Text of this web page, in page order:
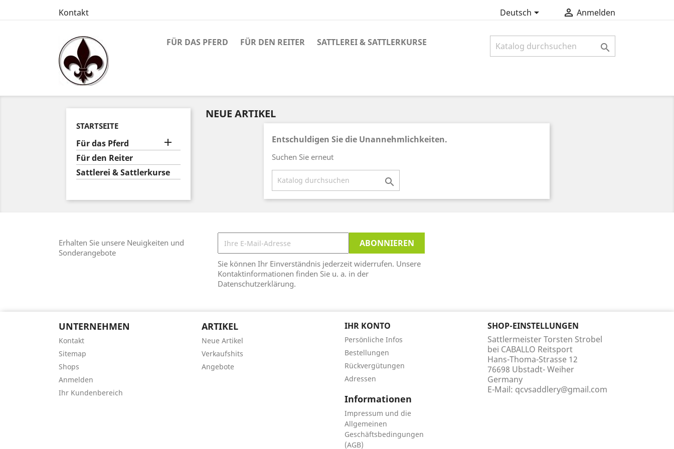
Kontakt Deutsch  Anmelden
FÜR DAS PFERD FÜR DEN REITER SATTLEREI & SATTLERKURSE 
STARTSEITE
Für das Pferd 
Für den Reiter
Sattlerei & Sattlerkurse
NEUE ARTIKEL
Entschuldigen Sie die Unannehmlichkeiten.
Suchen Sie erneut

Erhalten Sie unsere Neuigkeiten und
Sonderangebote
Sie können Ihr Einverständnis jederzeit widerrufen. Unsere
Kontaktinformationen finden Sie u. a. in der
Datenschutzerklärung.
UNTERNEHMEN
Kontakt
Sitemap
Shops
Anmelden
Ihr Kundenbereich
ARTIKEL
Neue Artikel
Verkaufshits
Angebote
IHR KONTO
Persönliche Infos
Bestellungen
Rückvergütungen
Adressen
SHOP-EINSTELLUNGEN
Sattlermeister Torsten Strobel
bei CABALLO Reitsport
Hans-Thoma-Strasse 12
76698 Ubstadt- Weiher
Germany
E-Mail: qcvsaddlery@gmail.com
Informationen
Impressum und die
Allgemeinen
Geschäftsbedingungen
(AGB)